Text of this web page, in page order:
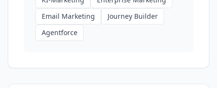
Email Marketing
Journey Builder
Agentforce